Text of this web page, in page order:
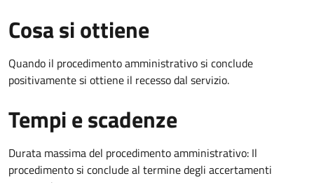
Cosa si ottiene
Quando il procedimento amministrativo si conclude
positivamente si ottiene il recesso dal servizio.
Tempi e scadenze
Durata massima del procedimento amministrativo: Il
procedimento si conclude al termine degli accertamenti